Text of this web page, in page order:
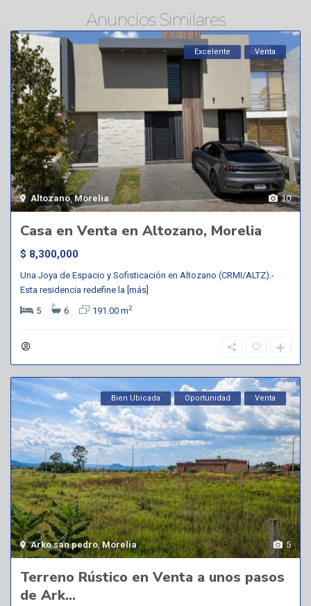
Anuncios Similares
10
Altozano,Morelia
Excelente Venta
Casa en Venta en Altozano, Morelia
$ 8,300,000
Una Joya de Espacio y Sofisticación en Altozano (CRMI/ALTZ).-
Esta residencia redefine la [más]
5
6 191.00 m2
5
Arko san pedro,Morelia
Bien Ubicada Oportunidad Venta
Terreno Rústico en Venta a unos pasos
de Ark...